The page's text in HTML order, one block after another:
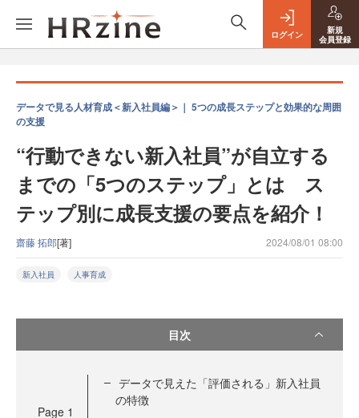
ログイン
新規
会員登録
データで見る人材育成＜新入社員編＞｜ 5つの成長ステップと効果的な周囲
の支援
“行動できない新入社員”が自立する
までの「5つのステップ」とは ス
テップ別に成長支援の要点を紹介！
齋藤 拓郎[著] 2024/08/01 08:00
新入社員 人事育成
目次
Page 1
データで見えた「評価される」新入社員
の特徴